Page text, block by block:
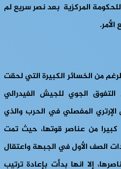
للحكومة المركزية بعد نصر سريع لم
من الخسائر الكبيرة التي لحقت
الجوي للجيش الفيدرالي
المفصلي في الحرب والذي
كبيرا من عناصر قوتها، حيث تمت
الصف الأول في الجبهة واعتقال
إلا انها بدأت بإعادة ترتيب